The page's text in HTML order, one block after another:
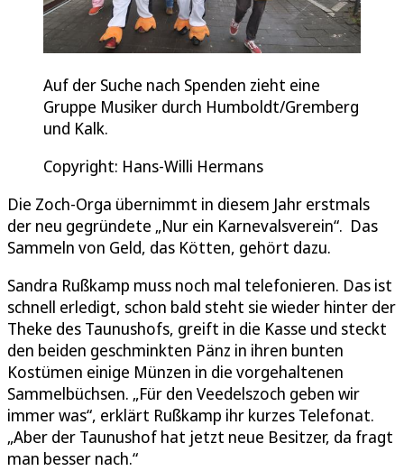
Auf der Suche nach Spenden zieht eine
Gruppe Musiker durch Humboldt/Gremberg
und Kalk.
Copyright: Hans-Willi Hermans
Die Zoch-Orga übernimmt in diesem Jahr erstmals
der neu gegründete „Nur ein Karnevalsverein“. Das
Sammeln von Geld, das Kötten, gehört dazu.
Sandra Rußkamp muss noch mal telefonieren. Das ist
schnell erledigt, schon bald steht sie wieder hinter der
Theke des Taunushofs, greift in die Kasse und steckt
den beiden geschminkten Pänz in ihren bunten
Kostümen einige Münzen in die vorgehaltenen
Sammelbüchsen. „Für den Veedelszoch geben wir
immer was“, erklärt Rußkamp ihr kurzes Telefonat.
„Aber der Taunushof hat jetzt neue Besitzer, da fragt
man besser nach.“